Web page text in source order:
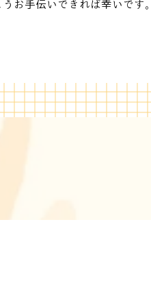
お手伝いできれば幸いです。